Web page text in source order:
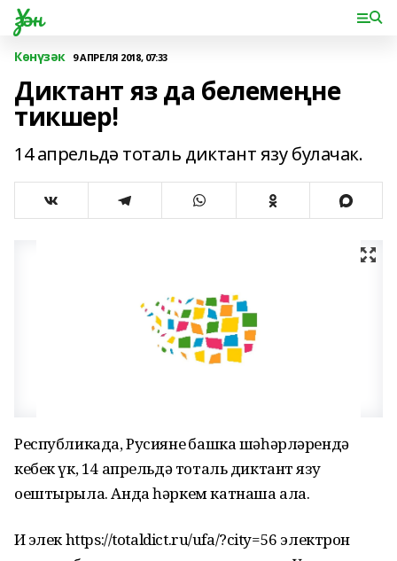
Үзән
Көнүзәк 9 АПРЕЛЯ 2018, 07:33
Диктант яз да белемеңне
тикшер!
14 апрельдә тоталь диктант язу булачак.
Республикада, Русиянең башка шәһәрләрендә
кебек үк, 14 апрельдә тоталь диктант язу
оештырыла. Анда һәркем катнаша ала.
Иң элек https://totaldict.ru/ufa/?city=56 электрон